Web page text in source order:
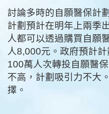
討論多時的自願醫保計
計劃預計在明年上兩季
人都可以透過購買自願
人8,000元。政府預計
100萬人次轉投自願醫
不高，計劃吸引力不大
擇。